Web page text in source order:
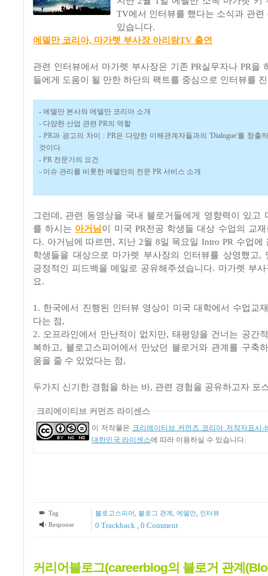
TV에서 인터뷰를 했다는 소식과 관련
있습니다.
에델만 코리아, 마가렛 부사장 아리랑TV 출연
관련 인터뷰에서 마가렛 부사장은 기존 PR실무자나 PR을
들에게 도움이 될 만한 하단의 팩트를 중심으로 인터뷰를
- 에델만 본사와 에델만 코리아 소개
- 다양한 산업 관련 PR의 역할
- PR과 광고의 차이 : PR은 다양한 이해관계자들과의 'Dialogue'를 창출
것이다.
- PR 전문가의 요건
- 이슈 관리를 비롯한 에델만의 전문 PR 서비스 소개
그런데, 관련 동영상을 국내 블로거들에게 영향력이 있고
를 하시는 아거님이 미국 PR전공 학생들 대상 수업의 교
다. 아거님에 따르면, 지난 2월 8일 목요일 Intro PR 수업에
학생들을 대상으로 마가렛 부사장의 인터뷰를 상영했고,
긍정적인 피드백을 메일로 공유해주셨습니다. 마가렛 부
요.
1. 한국에서 진행된 인터뷰 영상이 미국 대학에서 수업교
다는 점,
2. 오프라인에서 만난적이 없지만, 태평양을 건너는 공간
복하고, 블로고스피어에서 만났던 블로거와 관계를 구축
움을 줄 수 있었다는 점,
두가지 신기한 경험을 하는 바, 관련 경험을 공유하고자 포
크리에이티브 커먼즈 라이센스
이 저작물은 크리에이티브 커먼즈 코리아 저작자표시-
대한민국 라이센스에 따라 이용하실 수 있습니다.
Tag 블로고스피어 블로그 관계 에델만, 인터뷰
Response
0 Trackback , 0 Comment
커리어블로그(careerblog의 블로거 관계